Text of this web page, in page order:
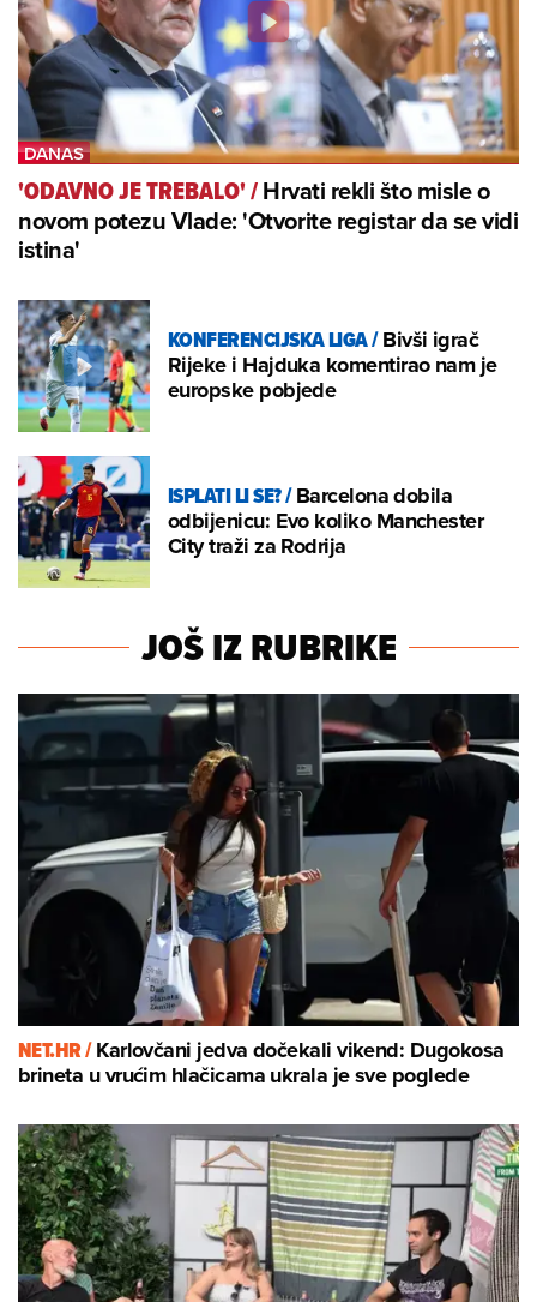
'ODAVNO JE TREBALO'/Hrvati rekli što misle o
novom potezu Vlade: 'Otvorite registar da se vidi
istina'
KONFERENCIJSKA LIGA/Bivši igrač
Rijeke i Hajduka komentirao nam je
europske pobjede
ISPLATI LI SE?/Barcelona dobila
odbijenicu: Evo koliko Manchester
City traži za Rodrija
JOŠ IZ RUBRIKE
NET.HR /Karlovčani jedva dočekali vikend: Dugokosa
brineta u vrućim hlačicama ukrala je sve poglede